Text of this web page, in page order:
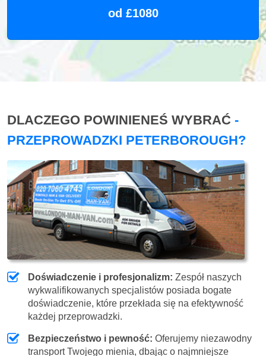
od £1080
DLACZEGO POWINIENEŚ WYBRAĆ -
PRZEPROWADZKI PETERBOROUGH?
Doświadczenie i profesjonalizm: Zespół naszych
wykwalifikowanych specjalistów posiada bogate
doświadczenie, które przekłada się na efektywność
każdej przeprowadzki.
Bezpieczeństwo i pewność: Oferujemy niezawodny
transport Twojego mienia, dbając o najmniejsze